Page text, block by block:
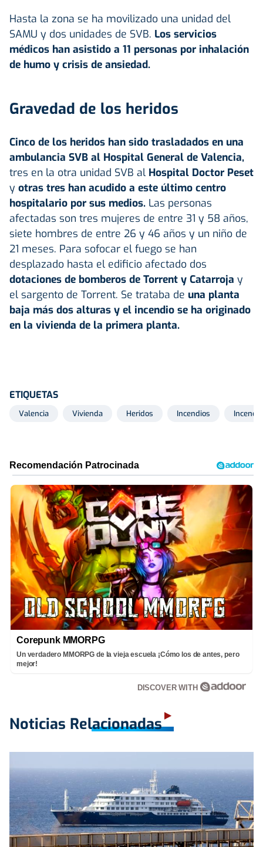
Hasta la zona se ha movilizado una unidad del
SAMU y dos unidades de SVB. Los servicios
médicos han asistido a 11 personas por inhalación
de humo y crisis de ansiedad.
Gravedad de los heridos
Cinco de los heridos han sido trasladados en una
ambulancia SVB al Hospital General de Valencia,
tres en la otra unidad SVB al Hospital Doctor Peset
y otras tres han acudido a este último centro
hospitalario por sus medios. Las personas
afectadas son tres mujeres de entre 31 y 58 años,
siete hombres de entre 26 y 46 años y un niño de
21 meses. Para sofocar el fuego se han
desplazado hasta el edificio afectado dos
dotaciones de bomberos de Torrent y Catarroja y
el sargento de Torrent. Se trataba de una planta
baja más dos alturas y el incendio se ha originado
en la vivienda de la primera planta.
ETIQUETAS
Valencia Vivienda Heridos Incendios Incendio
Corepunk MMORPG
Un verdadero MMORPG de la vieja escuela ¡Cómo los de antes, pero
mejor!
DISCOVER WITH
Noticias Relacionadas